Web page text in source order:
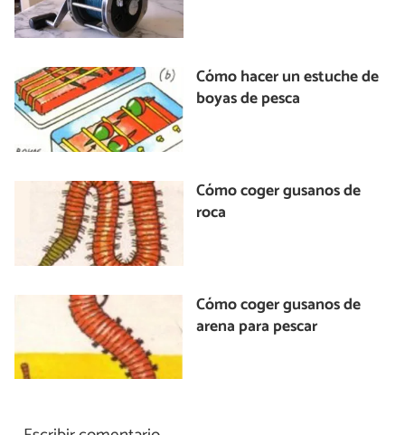
Cómo hacer un estuche de
boyas de pesca
Cómo coger gusanos de
roca
Cómo coger gusanos de
arena para pescar